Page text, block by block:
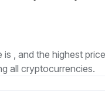
, and the highest
all cryptocurrencies.